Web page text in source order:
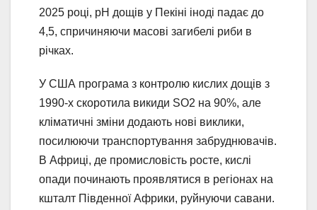
2025 році, pH дощів у Пекіні іноді падає до
4,5, спричиняючи масові загибелі риби в
річках.
У США програма з контролю кислих дощів з
1990-х скоротила викиди SO2 на 90%, але
кліматичні зміни додають нові виклики,
посилюючи транспортування забруднювачів.
В Африці, де промисловість росте, кислі
опади починають проявлятися в регіонах на
кшталт Південної Африки, руйнуючи савани.